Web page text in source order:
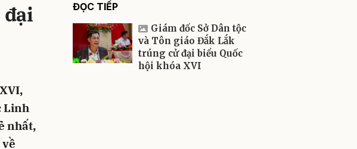
đại
Linh
nhất,
ĐỌC TIẾP
Giám đốc Sở Dân tộc
và Tôn giáo Đắk Lắk
trúng cử đại biểu Quốc
hội khóa XVI
Gửi